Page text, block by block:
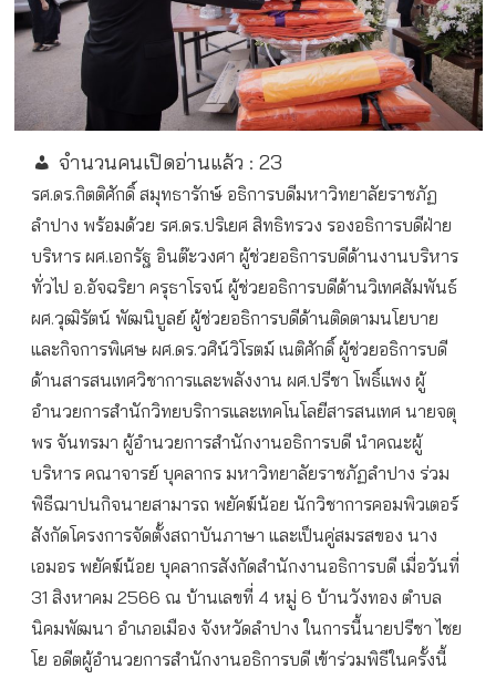
จำนวนคนเปิดอ่านแล้ว : 23
รศ.ดร.กิตติศักดิ์ สมุทธารักษ์ อธิการบดีมหาวิทยาลัยราชภัฏ
ลำปาง พร้อมด้วย รศ.ดร.ปริเยศ สิทธิทรวง รองอธิการบดีฝ่าย
บริหาร ผศ.เอกรัฐ อินต๊ะวงศา ผู้ช่วยอธิการบดีด้านงานบริหาร
ทั่วไป อ.อัจฉริยา ครุธาโรจน์ ผู้ช่วยอธิการบดีด้านวิเทศสัมพันธ์
ผศ.วุฒิรัตน์ พัฒนิบูลย์ ผู้ช่วยอธิการบดีด้านติดตามนโยบาย
และกิจการพิเศษ ผศ.ดร.วศิน์วิโรตม์ เนติศักดิ์ ผู้ช่วยอธิการบดี
ด้านสารสนเทศวิชาการและพลังงาน ผศ.ปรีชา โพธิ์แพง ผู้
อำนวยการสำนักวิทยบริการและเทคโนโลยีสารสนเทศ นายจตุ
พร จันทรมา ผู้อำนวยการสำนักงานอธิการบดี นำคณะผู้
บริหาร คณาจารย์ บุคลากร มหาวิทยาลัยราชภัฏลำปาง ร่วม
พิธีฌาปนกิจนายสามารถ พยัคฆ์น้อย นักวิชาการคอมพิวเตอร์
สังกัดโครงการจัดตั้งสถาบันภาษา และเป็นคู่สมรสของ นาง
เอมอร พยัคฆ์น้อย บุคลากรสังกัดสำนักงานอธิการบดี เมื่อวันที่
31 สิงหาคม 2566 ณ บ้านเลขที่ 4 หมู่ 6 บ้านวังทอง ตำบล
นิคมพัฒนา อำเภอเมือง จังหวัดลำปาง ในการนี้นายปรีชา ไชย
โย อดีตผู้อำนวยการสำนักงานอธิการบดี เข้าร่วมพิธีในครั้งนี้